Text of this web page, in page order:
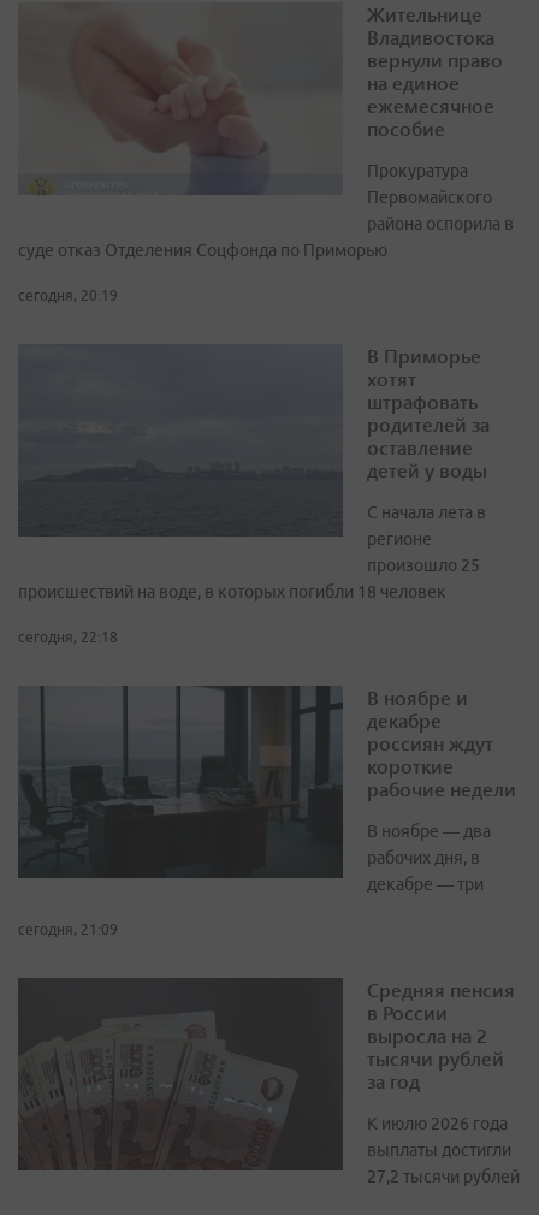
Жительнице
Владивостока
вернули право
на единое
ежемесячное
пособие
Прокуратура
Первомайского
района оспорила в
суде отказ Отделения Соцфонда по Приморью
сегодня, 20:19
В Приморье
хотят
штрафовать
родителей за
оставление
детей у воды
С начала лета в
регионе
произошло 25
происшествий на воде, в которых погибли 18 человек
сегодня, 22:18
В ноябре и
декабре
россиян ждут
короткие
рабочие недели
В ноябре — два
рабочих дня, в
декабре — три
сегодня, 21:09
Средняя пенсия
в России
выросла на 2
тысячи рублей
за год
К июлю 2026 года
выплаты достигли
27,2 тысячи рублей